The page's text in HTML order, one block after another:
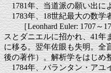
1781年、当道派の願い出に
1783年、18世紀最大の数学
［Leonhard Euler: 1707～
スとダニエルに招かれ、41年
に移る。翌年佐眼も失明。全
後の著作）。解析学をはじめ
1784年、バランタン・アユイ